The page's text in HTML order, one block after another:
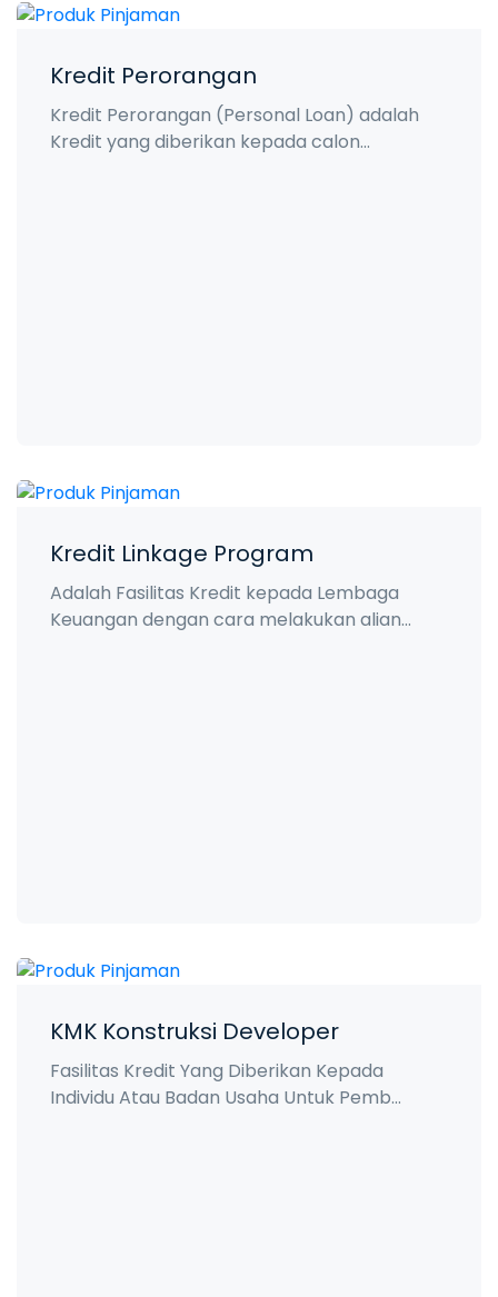
Kredit Perorangan
Kredit Perorangan (Personal Loan) adalah
Kredit yang diberikan kepada calon...
Kredit Linkage Program
Adalah Fasilitas Kredit kepada Lembaga
Keuangan dengan cara melakukan alian...
KMK Konstruksi Developer
Fasilitas Kredit Yang Diberikan Kepada
Individu Atau Badan Usaha Untuk Pemb...